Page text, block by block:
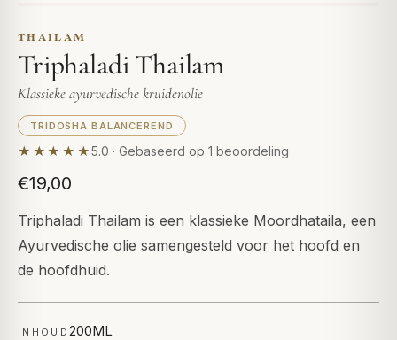
THAILAM
Triphaladi Thailam
Klassieke ayurvedische kruidenolie
TRIDOSHA BALANCEREND
★★★★★5.0 · Gebaseerd op 1 beoordeling
€19,00
Triphaladi Thailam is een klassieke Moordhataila, een
Ayurvedische olie samengesteld voor het hoofd en
de hoofdhuid.
INHOUD 200ML